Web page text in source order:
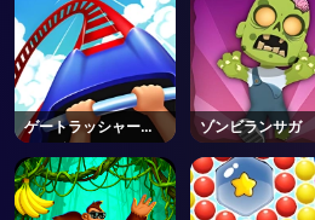
AD
ゲートラッシャーオ
ンライン
ゾンビランサガ